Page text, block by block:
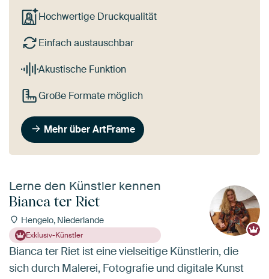
Hochwertige Druckqualität
Einfach austauschbar
Akustische Funktion
Große Formate möglich
Mehr über ArtFrame
Lerne den Künstler kennen
Bianca ter Riet
Hengelo, Niederlande
Exklusiv-Künstler
Bianca ter Riet ist eine vielseitige Künstlerin, die
sich durch Malerei, Fotografie und digitale Kunst